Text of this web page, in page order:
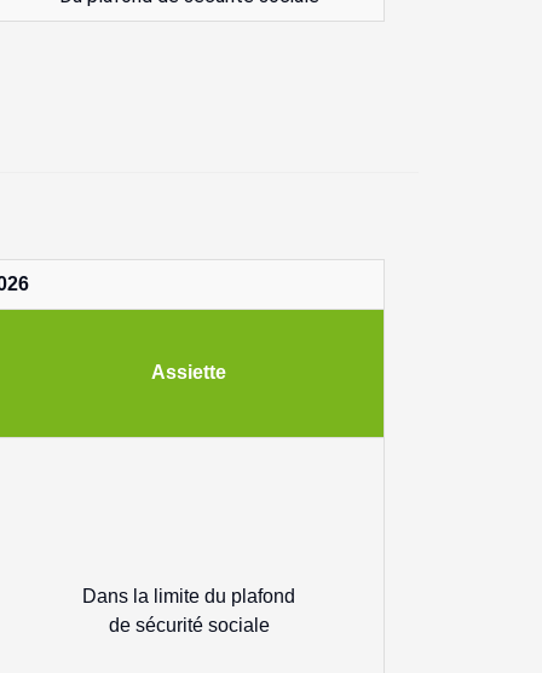
Assiette
Dans la limite du plafond
de sécurité sociale